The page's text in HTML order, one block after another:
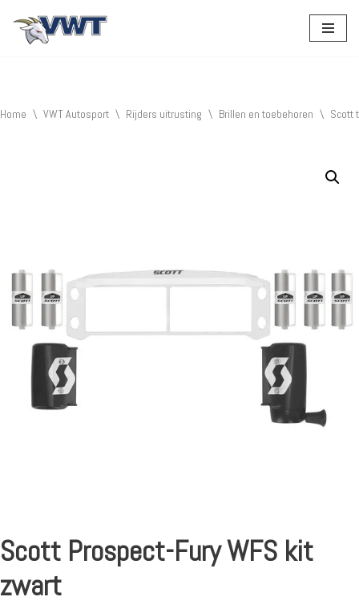
Home \ VWT Autosport \ Rijders uitrusting \ Brillen en toebehoren \ Scott
Scott Prospect-Fury WFS kit
zwart